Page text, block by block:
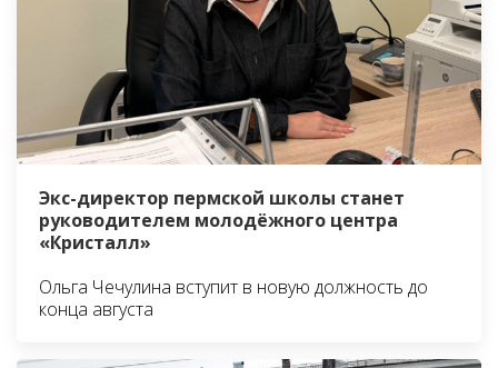
Экс-директор пермской школы станет
руководителем молодёжного центра
«Кристалл»
Ольга Чечулина вступит в новую должность до
конца августа